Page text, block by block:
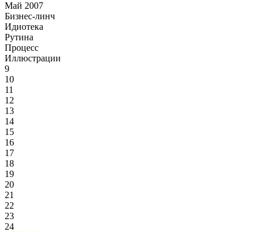
Май 2007
Бизнес-линч
Идиотека
Рутина
Процесс
Иллюстрации
9
10
11
12
13
14
15
16
17
18
19
20
21
22
23
24